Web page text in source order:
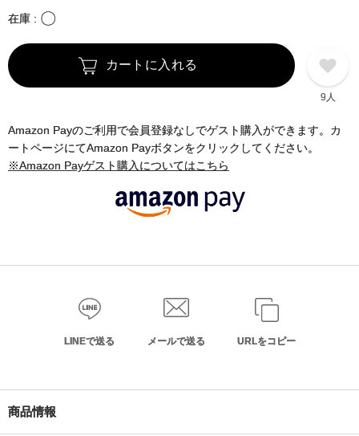
在庫 〇
カートに入れる
9人
Amazon Payのご利用で会員登録なしでゲスト購入ができます。カ
ートページにてAmazon Payボタンをクリックしてください。
※Amazon Payゲスト購入についてはこちら
LINEで送る メールで送る URLをコピー
商品情報